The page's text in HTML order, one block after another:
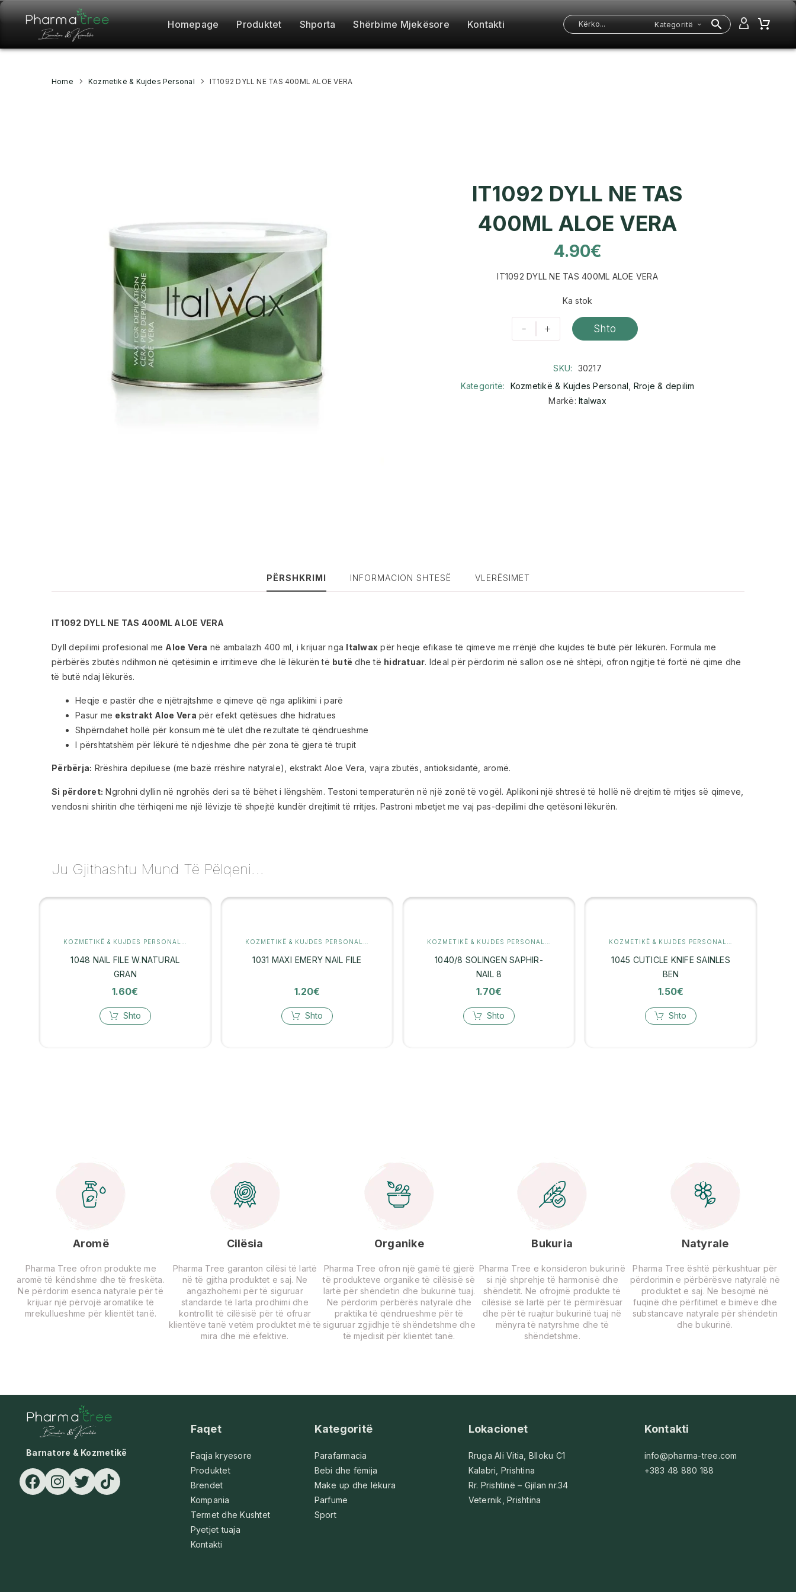
Homepage Produktet Shporta Shërbime Mjekësore Kontakti Kategoritë
Home Kozmetikë & Kujdes Personal IT1092 DYLL NE TAS 400ML ALOE VERA
IT1092 DYLL NE TAS
400ML ALOE VERA
4.90€
IT1092 DYLL NE TAS 400ML ALOE VERA
Ka stok
- + Shto
SKU:
30217
Kategoritë:
Kozmetikë & Kujdes Personal Rroje & depilim
Markë: Italwax
PËRSHKRIMI INFORMACION SHTESË VLERËSIMET
IT1092 DYLL NE TAS 400ML ALOE VERA
Dyll depilimi profesional me Aloe Vera në ambalazh 400 ml, i krijuar nga Italwax për heqje efikase të qimeve me rrënjë dhe kujdes të butë për lëkurën. Formula me
përbërës zbutës ndihmon në qetësimin e irritimeve dhe lë lëkurën të butë dhe të hidratuar. Ideal për përdorim në sallon ose në shtëpi, ofron ngjitje të fortë në qime dhe
të butë ndaj lëkurës.
Heqje e pastër dhe e njëtrajtshme e qimeve që nga aplikimi i parë
Pasur me ekstrakt Aloe Vera për efekt qetësues dhe hidratues
Shpërndahet hollë për konsum më të ulët dhe rezultate të qëndrueshme
I përshtatshëm për lëkurë të ndjeshme dhe për zona të gjera të trupit
Përbërja: Rrëshira depiluese (me bazë rrëshire natyrale), ekstrakt Aloe Vera, vajra zbutës, antioksidantë, aromë.
Si përdoret: Ngrohni dyllin në ngrohës deri sa të bëhet i lëngshëm. Testoni temperaturën në një zonë të vogël. Aplikoni një shtresë të hollë në drejtim të rritjes së qimeve,
vendosni shiritin dhe tërhiqeni me një lëvizje të shpejtë kundër drejtimit të rritjes. Pastroni mbetjet me vaj pas-depilimi dhe qetësoni lëkurën.
Ju Gjithashtu Mund Të Pëlqeni...
1048 NAIL FILE W.NATURAL
GRAN
1.60€
Shto
1031 MAXI EMERY NAIL FILE
1.20€
Shto
1040/8 SOLINGEN SAPHIR-
NAIL 8
1.70€
Shto
1045 CUTICLE KNIFE SAINLES
BEN
1.50€
Shto
Aromë
Pharma Tree ofron produkte me
aromë të këndshme dhe të freskëta.
Ne përdorim esenca natyrale për të
krijuar një përvojë aromatike të
mrekullueshme për klientët tanë.
Cilësia
Pharma Tree garanton cilësi të lartë
në të gjitha produktet e saj. Ne
angazhohemi për të siguruar
standarde të larta prodhimi dhe
kontrollit të cilësisë për të ofruar
klientëve tanë vetëm produktet më të
mira dhe më efektive.
Organike
Pharma Tree ofron një gamë të gjerë
të produkteve organike të cilësisë së
lartë për shëndetin dhe bukurinë tuaj.
Ne përdorim përbërës natyralë dhe
praktika të qëndrueshme për të
siguruar zgjidhje të shëndetshme dhe
të mjedisit për klientët tanë.
Bukuria
Pharma Tree e konsideron bukurinë
si një shprehje të harmonisë dhe
shëndetit. Ne ofrojmë produkte të
cilësisë së lartë për të përmirësuar
dhe për të ruajtur bukurinë tuaj në
mënyra të natyrshme dhe të
shëndetshme.
Natyrale
Pharma Tree është përkushtuar për
përdorimin e përbërësve natyralë në
produktet e saj. Ne besojmë në
fuqinë dhe përfitimet e bimëve dhe
substancave natyrale për shëndetin
dhe bukurinë.
Barnatore & Kozmetikë
Faqet
Faqja kryesore
Produktet
Brendet
Kompania
Termet dhe Kushtet
Pyetjet tuaja
Kontakti
Kategoritë
Parafarmacia
Bebi dhe fëmija
Make up dhe lëkura
Parfume
Sport
Lokacionet
Rruga Ali Vitia, Blloku C1
Kalabri, Prishtina
Rr. Prishtinë – Gjilan nr.34
Veternik, Prishtina
Kontakti
info@pharma-tree.com
+383 48 880 188